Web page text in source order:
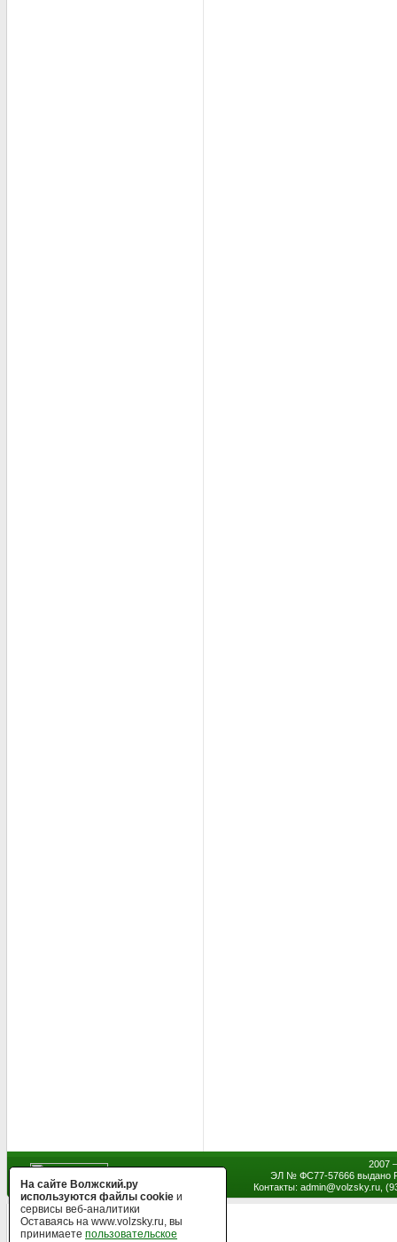
2007
ЭЛ № ФС77-57666 выдано
Контакты: admin@volzsky.ru,
На сайте Волжский.ру
используются файлы cookie и
сервисы веб-аналитики
Оставаясь на www.volzsky.ru, вы
принимаете пользовательское